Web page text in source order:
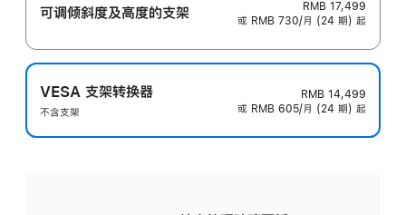
可调倾斜度及高‍度的支‍架
RMB 17,499
或 RMB 730/月 (24 期) 起
VESA 支架转换器
不含支架
RMB 14,499
或 RMB 605/月 (24 期) 起